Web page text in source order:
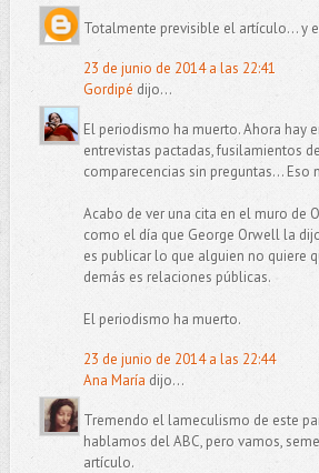
Totalmente previsible el artículo... y
23 de junio de 2014 a las 22:41
Gordipé dijo...
El periodismo ha muerto. Ahora hay
entrevistas pactadas, fusilamientos
comparecencias sin preguntas... Eso
Acabo de ver una cita en el muro de
como el día que George Orwell la
es publicar lo que alguien no quiere
demás es relaciones públicas.
El periodismo ha muerto.
23 de junio de 2014 a las 22:44
Ana María dijo...
Tremendo el lameculismo de este
hablamos del ABC, pero vamos,
artículo.